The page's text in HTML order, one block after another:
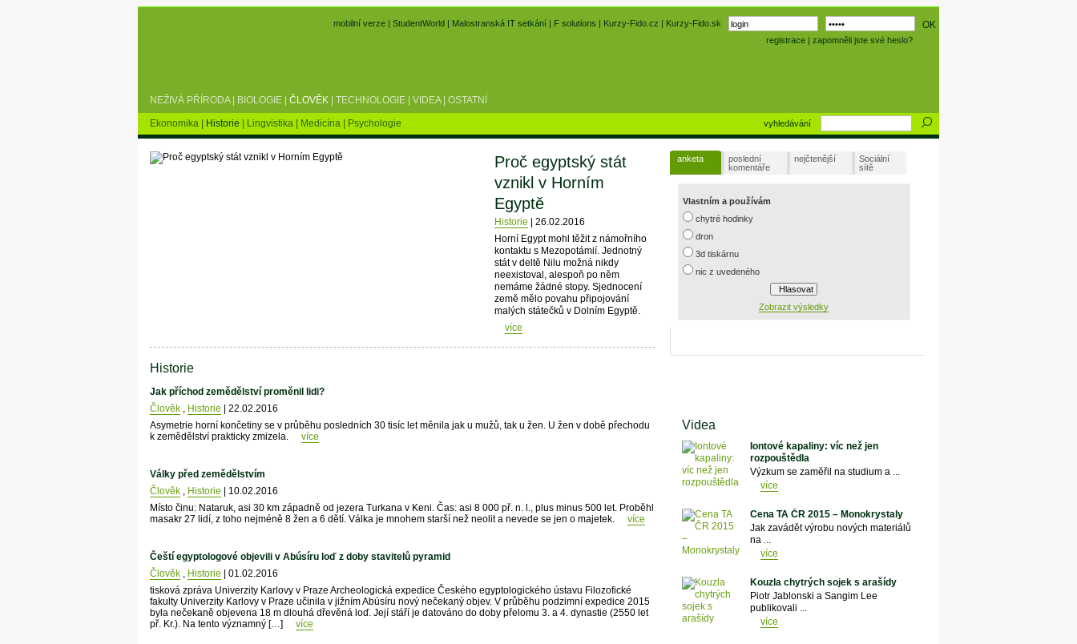
registrace | zapomněli jste své heslo?
mobilní verze |StudentWorld | Malostranská IT setkání | F solutions | Kurzy-Fido.cz | Kurzy-Fido.sk
NEŽIVÁ PŘÍRODA| BIOLOGIE | ČLOVĚK | TECHNOLOGIE | VIDEA| OSTATNÍ
Ekonomika | Historie | Lingvistika | Medicína | Psychologie vyhledávání
Proč egyptský stát
vznikl v Horním
Egyptě
Historie | 26.02.2016
Horní Egypt mohl těžit z námořního
kontaktu s Mezopotámií. Jednotný
stát v deltě Nilu možná nikdy
neexistoval, alespoň po něm
nemáme žádné stopy. Sjednocení
země mělo povahu připojování
malých státečků v Dolním Egyptě.
více
Historie
Jak příchod zemědělství proměnil lidi?
Člověk, Historie | 22.02.2016
Asymetrie horní končetiny se v průběhu posledních 30 tisíc let měnila jak u mužů, tak u žen. U žen v době přechodu
k zemědělství prakticky zmizela.
více
Války před zemědělstvím
Člověk, Historie | 10.02.2016
Místo činu: Nataruk, asi 30 km západně od jezera Turkana v Keni. Čas: asi 8 000 př. n. l., plus minus 500 let. Proběhl
masakr 27 lidí, z toho nejméně 8 žen a 6 dětí. Válka je mnohem starší než neolit a nevede se jen o majetek.
více
Čeští egyptologové objevili v Abúsíru loď z doby stavitelů pyramid
Člověk, Historie | 01.02.2016
tisková zpráva Univerzity Karlovy v Praze Archeologická expedice Českého egyptologického ústavu Filozofické
fakulty Univerzity Karlovy v Praze učinila v jižním Abúsíru nový nečekaný objev. V průběhu podzimní expedice 2015
byla nečekaně objevena 18 m dlouhá dřevěná loď. Její stáří je datováno do doby přelomu 3. a 4. dynastie (2550 let
př. Kr.). Na tento významný […]
více
anketa
poslední
komentáře
nejčtenější
Sociální
sítě
Vlastním a používám
chytré hodinky
dron
3d tiskárnu
nic z uvedeného
Zobrazit výsledky
Videa
Iontové kapaliny: víc než jen
rozpouštědla
Výzkum se zaměřil na studium a ...
více
Cena TA ČR 2015 – Monokrystaly
Jak zavádět výrobu nových materiálů
na ...
více
Kouzla chytrých sojek s arašídy
Piotr Jablonski a Sangim Lee
publikovali ...
více